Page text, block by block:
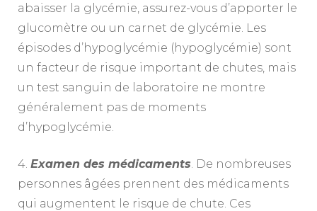
abaisser la glycémie, assurez-vous d’apporter le
glucomètre ou un carnet de glycémie. Les
épisodes d’hypoglycémie (hypoglycémie) sont
un facteur de risque important de chutes, mais
un test sanguin de laboratoire ne montre
généralement pas de moments
d’hypoglycémie.
4. Examen des médicaments. De nombreuses
personnes âgées prennent des médicaments
qui augmentent le risque de chute. Ces